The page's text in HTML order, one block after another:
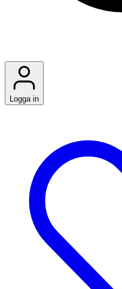
Logga in